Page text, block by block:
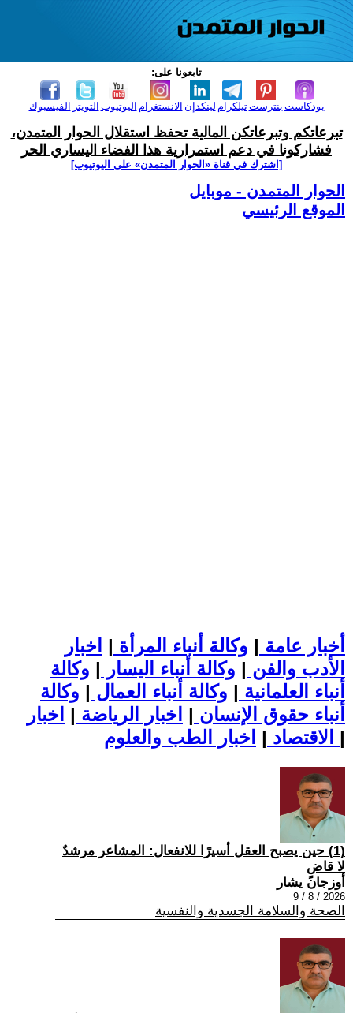
تابعونا على:
الفيسبوك التويتر اليوتيوب الانستغرام لينكدإن تيلكرامبنترست بودكاست
تبرعاتكم وتبرعاتكن المالية تحفظ استقلال الحوار المتمدن،
فشاركونا في دعم استمرارية هذا الفضاء اليساري الحر
[اشترك في قناة ‫«الحوار المتمدن» على اليوتيوب]
الحوار المتمدن - موبايل
الموقع الرئيسي
أخبار عامة | وكالة أنباء المرأة | اخبار
الأدب والفن | وكالة أنباء اليسار | وكالة
أنباء العلمانية | وكالة أنباء العمال | وكالة
أنباء حقوق الإنسان | اخبار الرياضة | اخبار
الاقتصاد | |
(1) حين يصبح العقل أسيرًا للانفعال: المشاعر مرشدٌ
لا قاضٍ
أوزجان يشار
2026 / 8 / 9
الصحة والسلامة الجسدية والنفسية